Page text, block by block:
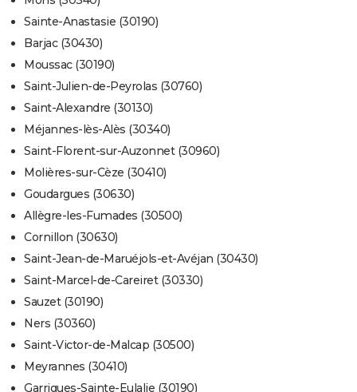
Sainte-Anastasie (30190)
Barjac (30430)
Moussac (30190)
Saint-Julien-de-Peyrolas (30760)
Saint-Alexandre (30130)
Méjannes-lès-Alès (30340)
Saint-Florent-sur-Auzonnet (30960)
Molières-sur-Cèze (30410)
Goudargues (30630)
Allègre-les-Fumades (30500)
Cornillon (30630)
Saint-Jean-de-Maruéjols-et-Avéjan (30430)
Saint-Marcel-de-Careiret (30330)
Sauzet (30190)
Ners (30360)
Saint-Victor-de-Malcap (30500)
Meyrannes (30410)
Garrigues-Sainte-Eulalie (30190)